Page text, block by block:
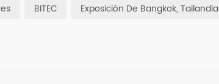
BITEC Exposición De Bangkok, Tailandia